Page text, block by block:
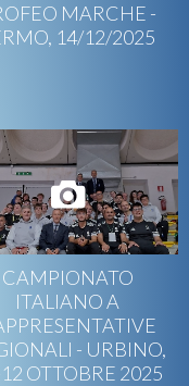
MARCHE -
14/12/2025
CAMPIONATO
ITALIANO A
- URBINO,
OTTOBRE 2025